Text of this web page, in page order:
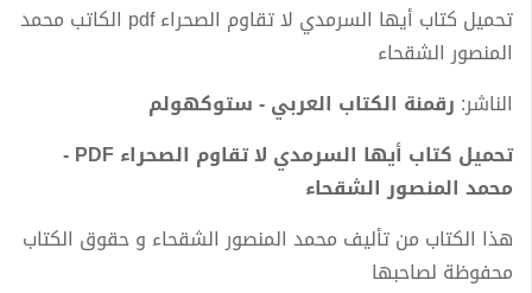
تحميل كتاب أيها السرمدي لا تقاوم الصحراء pdf الكاتب محمد
المنصور الشقحاء
الناشر: رقمنة الكتاب العربي - ستوكهولم
تحميل كتاب أيها السرمدي لا تقاوم الصحراء PDF -
محمد المنصور الشقحاء
هذا الكتاب من تأليف محمد المنصور الشقحاء و حقوق الكتاب
محفوظة لصاحبها